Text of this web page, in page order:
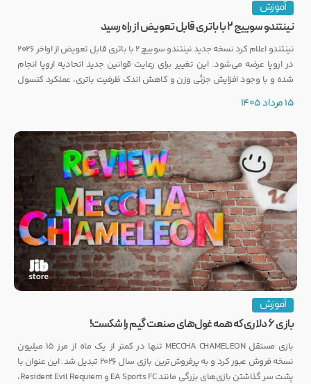
آموزش
نینتندو سوییچ ۲ با باتری قابل تعویض از راه رسید
نینتندو اعلام کرد نسخه جدید نینتندو سوییچ ۲ با باتری قابل تعویض از اواخر ۲۰۲۶
در اروپا عرضه می‌شود. این تغییر برای رعایت قوانین جدید اتحادیه اروپا انجام
شده و با وجود افزایش جزئی وزن و کاهش اندک ظرفیت باتری، عملکرد کنسول
15 مرداد 1405
آموزش
بازی ۶ دلاری که همه غول‌های صنعت گیم را شکست!
بازی مستقل MECCHA CHAMELEON تنها در کمتر از یک ماه از مرز ۱۵ میلیون
نسخه فروش عبور کرد و به پرفروش‌ترین بازی سال ۲۰۲۶ تبدیل شد. این عنوان با
پشت سر گذاشتن بازی‌های بزرگی مانند EA Sports FC و Resident Evil Requiem،